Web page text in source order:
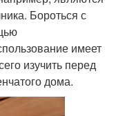
Бороться с
имеет
изучить перед
дома.